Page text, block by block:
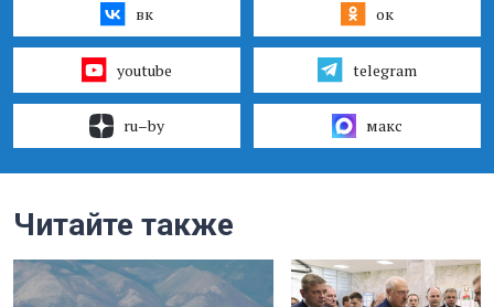
вк ок
youtube telegram
ru–by макс
Читайте также